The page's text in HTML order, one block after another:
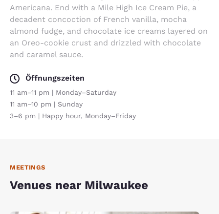
Americana. End with a Mile High Ice Cream Pie, a
decadent concoction of French vanilla, mocha
almond fudge, and chocolate ice creams layered on
an Oreo-cookie crust and drizzled with chocolate
and caramel sauce.
Öffnungszeiten
11 am–11 pm | Monday–Saturday
11 am–10 pm | Sunday
3–6 pm | Happy hour, Monday–Friday
MEETINGS
Venues near Milwaukee